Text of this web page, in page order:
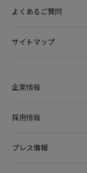
よくあるご質問
サイトマップ
企業情報
採用情報
プレス情報